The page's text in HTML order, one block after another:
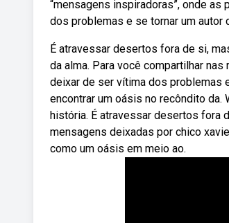
“mensagens inspiradoras”, onde
dos problemas e se tornar um autor
É atravessar desertos fora de si,
da alma. Para você compartilhar
deixar de ser vítima dos problemas
encontrar um oásis no recôndito
história. É atravessar desertos fora
mensagens deixadas por chico
como um oásis em meio ao.